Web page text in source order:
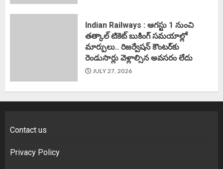
Indian Railways : ఆగస్టు 1 నుంచి
తత్కాల్‌ టికెట్‌ బుకింగ్‌ సమయాల్లో
మార్పులు.. రిజర్వేషన్ కౌంటర్‌కు
రెండుసార్లు వెళ్లాల్సిన అవసరం లేదు
JULY 27, 2026
Contact us
Privacy Policy